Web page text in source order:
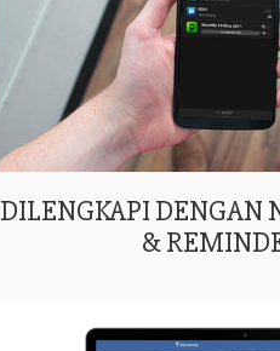
DILENGKAPI DENGAN
&